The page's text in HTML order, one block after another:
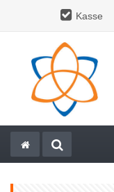
Kasse